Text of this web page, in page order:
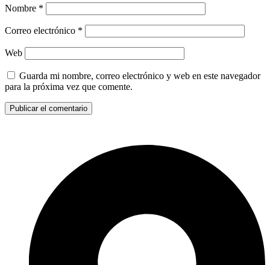
Nombre *
Correo electrónico *
Web
Guarda mi nombre, correo electrónico y web en este navegador
para la próxima vez que comente.